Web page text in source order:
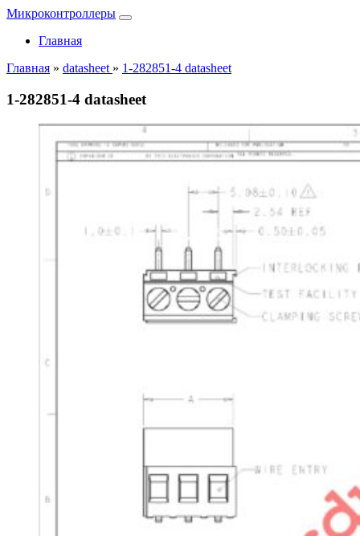
Микроконтроллеры
Главная
Главная » datasheet » 1-282851-4 datasheet
1-282851-4 datasheet